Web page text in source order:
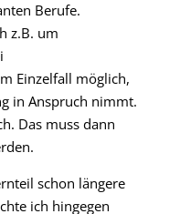
Berufe.
z.B. um
Einzelfall möglich,
in Anspruch nimmt.
Das muss dann
schon längere
ich hingegen